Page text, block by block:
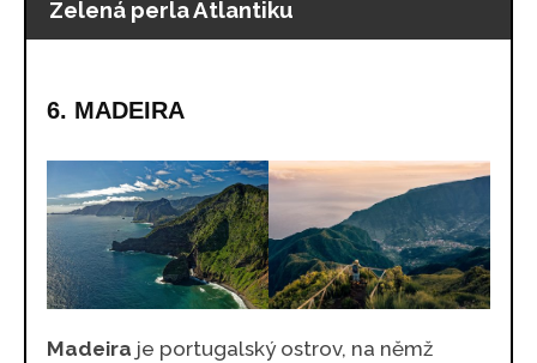
Zelená perla Atlantiku
6. MADEIRA
Madeira je portugalský ostrov, na němž